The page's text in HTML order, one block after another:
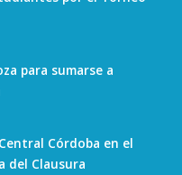
para sumarse a
Córdoba en el
del Clausura